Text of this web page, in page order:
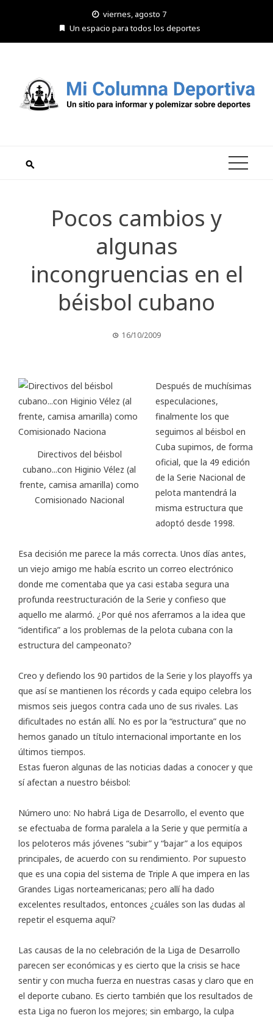
viernes, agosto 7
Un espacio para todos los deportes
Pocos cambios y
algunas
incongruencias en el
béisbol cubano
16/10/2009
Directivos del béisbol
cubano...con Higinio Vélez (al
frente, camisa amarilla) como
Comisionado Nacional
Después de muchísimas
especulaciones,
finalmente los que
seguimos al béisbol en
Cuba supimos, de forma
oficial, que la 49 edición
de la Serie Nacional de
pelota mantendrá la
misma estructura que
adoptó desde 1998.
Esa decisión me parece la más correcta. Unos días antes,
un viejo amigo me había escrito un correo electrónico
donde me comentaba que ya casi estaba segura una
profunda reestructuración de la Serie y confieso que
aquello me alarmó. ¿Por qué nos aferramos a la idea que
“identifica” a los problemas de la pelota cubana con la
estructura del campeonato?
Creo y defiendo los 90 partidos de la Serie y los playoffs ya
que así se mantienen los récords y cada equipo celebra los
mismos seis juegos contra cada uno de sus rivales. Las
dificultades no están allí. No es por la “estructura” que no
hemos ganado un título internacional importante en los
últimos tiempos.
Estas fueron algunas de las noticias dadas a conocer y que
sí afectan a nuestro béisbol:
Número uno: No habrá Liga de Desarrollo, el evento que
se efectuaba de forma paralela a la Serie y que permitía a
los peloteros más jóvenes “subir” y “bajar” a los equipos
principales, de acuerdo con su rendimiento. Por supuesto
que es una copia del sistema de Triple A que impera en las
Grandes Ligas norteamericanas; pero allí ha dado
excelentes resultados, entonces ¿cuáles son las dudas al
repetir el esquema aquí?
Las causas de la no celebración de la Liga de Desarrollo
parecen ser económicas y es cierto que la crisis se hace
sentir y con mucha fuerza en nuestras casas y claro que en
el deporte cubano. Es cierto también que los resultados de
esta Liga no fueron los mejores; sin embargo, la culpa